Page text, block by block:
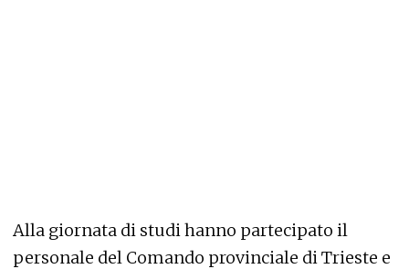
Alla giornata di studi hanno partecipato il
personale del Comando provinciale di Trieste e